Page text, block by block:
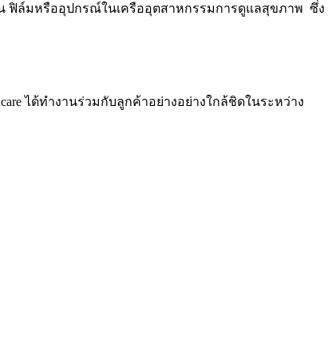
ฟิล์มหรืออุปกรณ์ในเครืออุตสาหกรรมการดูแลสุขภาพ ซึ่ง
ได้ทำงานร่วมกับลูกค้าอย่างอย่างใกล้ชิดในระหว่าง